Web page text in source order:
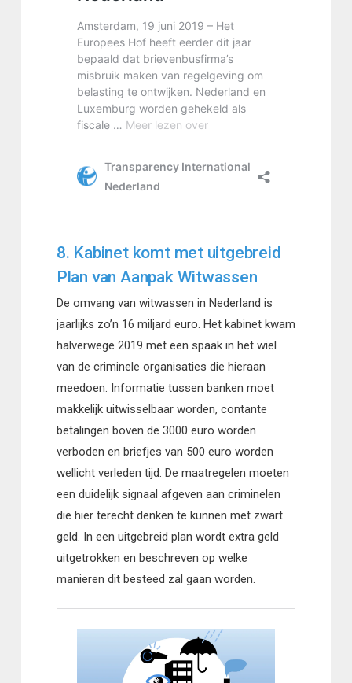
8. Kabinet komt met uitgebreid
Plan van Aanpak Witwassen
De omvang van witwassen in Nederland is
jaarlijks zo’n 16 miljard euro. Het kabinet kwam
halverwege 2019 met een spaak in het wiel
van de criminele organisaties die hieraan
meedoen. Informatie tussen banken moet
makkelijk uitwisselbaar worden, contante
betalingen boven de 3000 euro worden
verboden en briefjes van 500 euro worden
wellicht verleden tijd. De maatregelen moeten
een duidelijk signaal afgeven aan criminelen
die hier terecht denken te kunnen met zwart
geld. In een uitgebreid plan wordt extra geld
uitgetrokken en beschreven op welke
manieren dit besteed zal gaan worden.